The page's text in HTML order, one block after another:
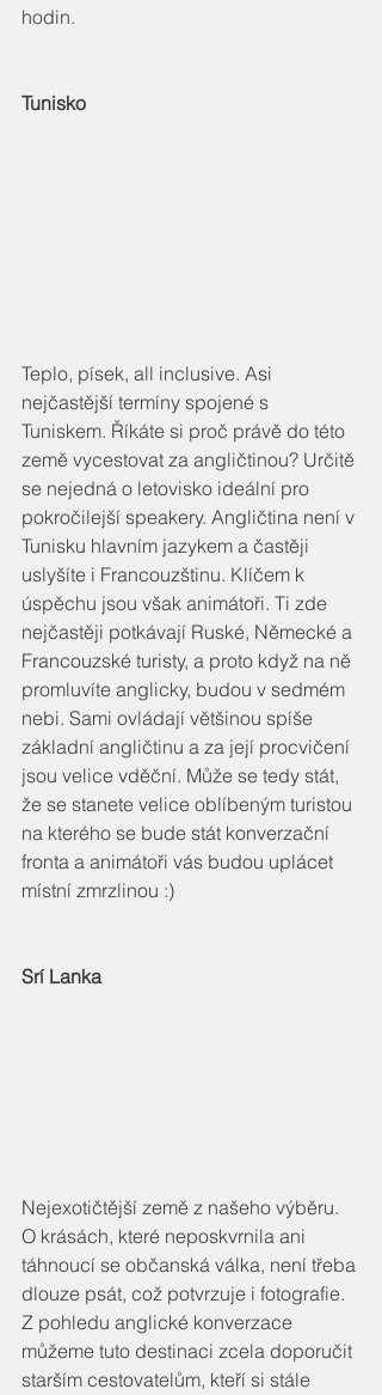
hodin.
Tunisko
Teplo, písek, all inclusive. Asi
nejčastější termíny spojené s
Tuniskem. Říkáte si proč právě do této
země vycestovat za angličtinou? Určitě
se nejedná o letovisko ideální pro
pokročilejší speakery. Angličtina není v
Tunisku hlavním jazykem a častěji
uslyšíte i Francouzštinu. Klíčem k
úspěchu jsou však animátoři. Ti zde
nejčastěji potkávají Ruské, Německé a
Francouzské turisty, a proto když na ně
promluvíte anglicky, budou v sedmém
nebi. Sami ovládají většinou spíše
základní angličtinu a za její procvičení
jsou velice vděční. Může se tedy stát,
že se stanete velice oblíbeným turistou
na kterého se bude stát konverzační
fronta a animátoři vás budou uplácet
místní zmrzlinou :)
Srí Lanka
Nejexotičtější země z našeho výběru.
O krásách, které neposkvrnila ani
táhnoucí se občanská válka, není třeba
dlouze psát, což potvrzuje i fotografie.
Z pohledu anglické konverzace
můžeme tuto destinaci zcela doporučit
starším cestovatelům, kteří si stále